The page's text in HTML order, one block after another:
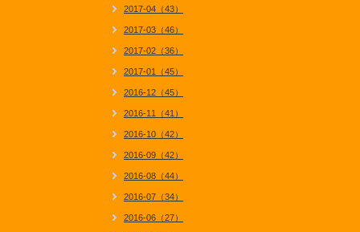
2017-04（43）
2017-03（46）
2017-02（36）
2017-01（45）
2016-12（45）
2016-11（41）
2016-10（42）
2016-09（42）
2016-08（44）
2016-07（34）
2016-06（27）